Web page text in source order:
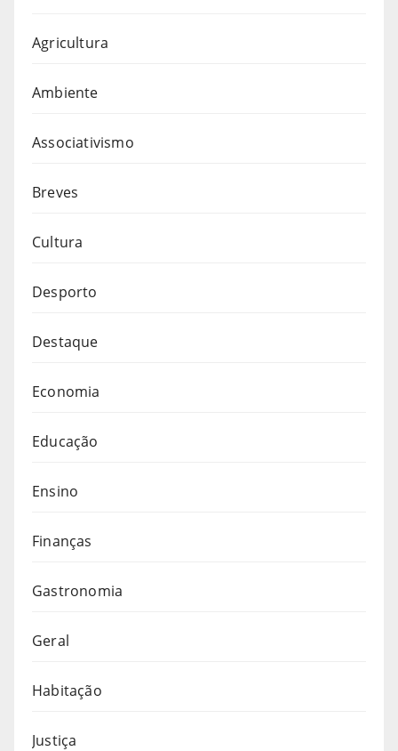
Agricultura
Ambiente
Associativismo
Breves
Cultura
Desporto
Destaque
Economia
Educação
Ensino
Finanças
Gastronomia
Geral
Habitação
Justiça